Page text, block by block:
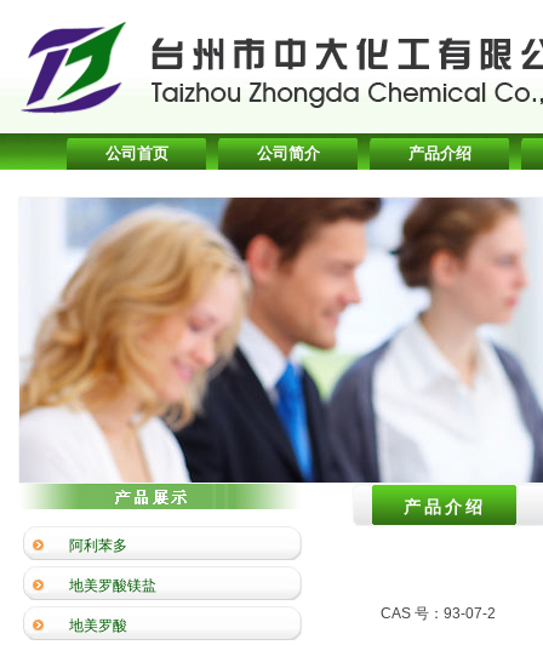
公司首页 公司简介 产品介绍
阿利苯多
地美罗酸镁盐
地美罗酸
产品介绍
CAS 号：93-07-2